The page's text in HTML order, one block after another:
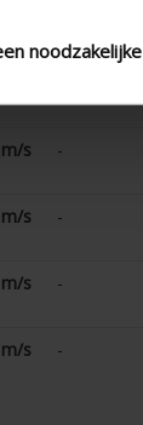
noodzakelijke
s
-
s
-
s
-
s
-